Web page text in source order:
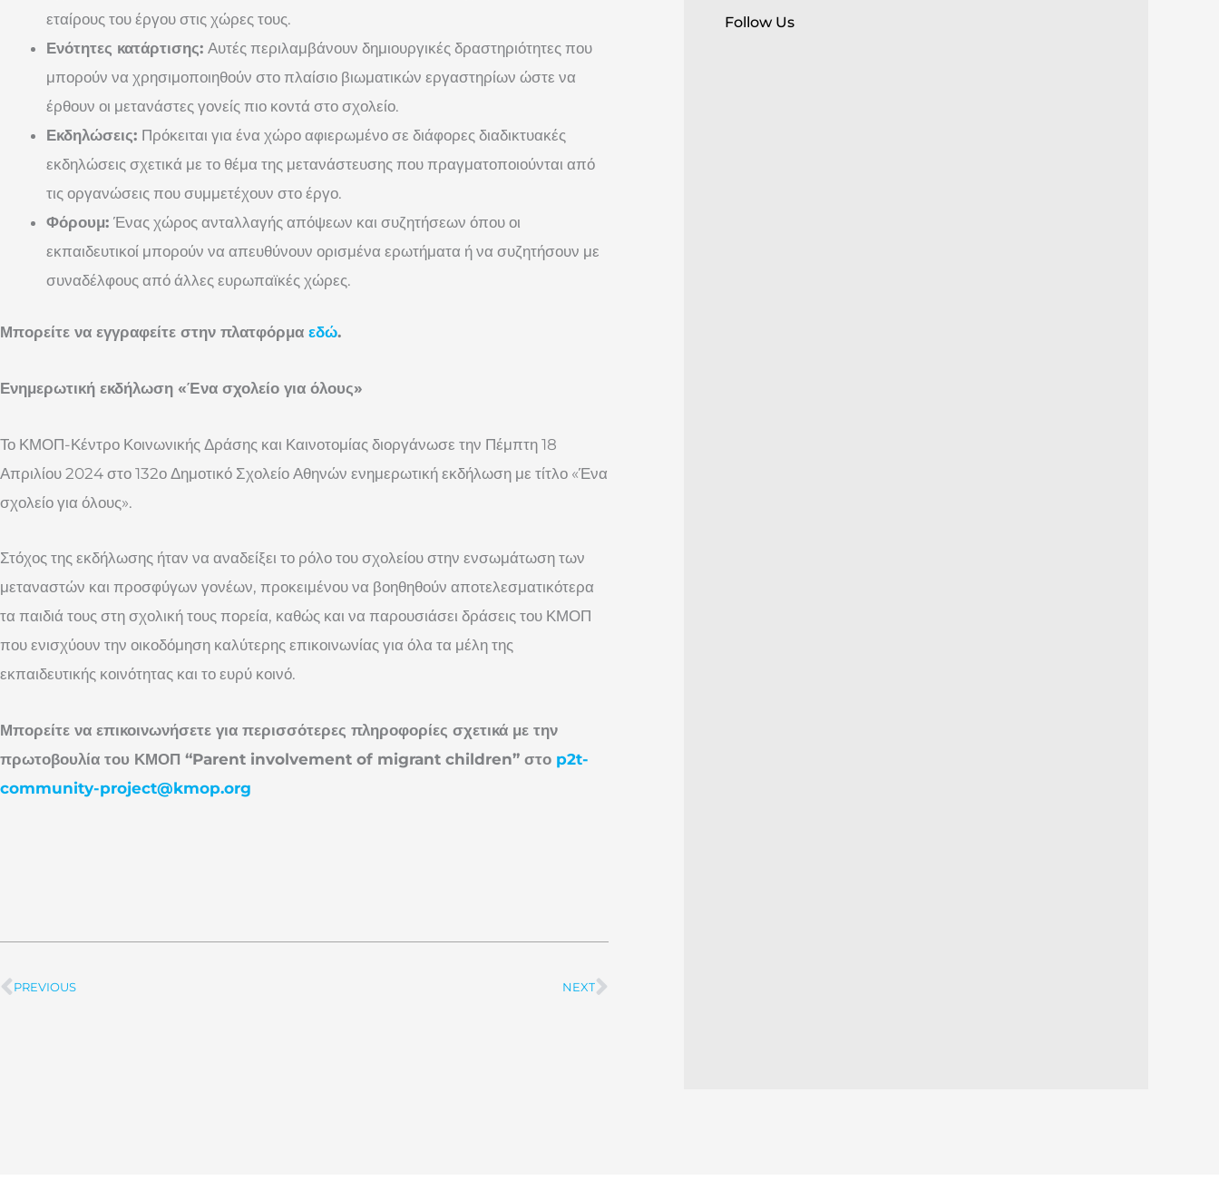
εταίρους του έργου στις χώρες τους.
Ενότητες κατάρτισης: Αυτές περιλαμβάνουν δημιουργικές δραστηριότητες που
μπορούν να χρησιμοποιηθούν στο πλαίσιο βιωματικών εργαστηρίων ώστε να
έρθουν οι μετανάστες γονείς πιο κοντά στο σχολείο.
Εκδηλώσεις: Πρόκειται για ένα χώρο αφιερωμένο σε διάφορες διαδικτυακές
εκδηλώσεις σχετικά με το θέμα της μετανάστευσης που πραγματοποιούνται από
τις οργανώσεις που συμμετέχουν στο έργο.
Φόρουμ: Ένας χώρος ανταλλαγής απόψεων και συζητήσεων όπου οι
εκπαιδευτικοί μπορούν να απευθύνουν ορισμένα ερωτήματα ή να συζητήσουν με
συναδέλφους από άλλες ευρωπαϊκές χώρες.
Μπορείτε να εγγραφείτε στην πλατφόρμα εδώ.
Ενημερωτική εκδήλωση «Ένα σχολείο για όλους»
Το ΚΜΟΠ-Κέντρο Κοινωνικής Δράσης και Καινοτομίας διοργάνωσε την Πέμπτη 18
Απριλίου 2024 στο 132ο Δημοτικό Σχολείο Αθηνών ενημερωτική εκδήλωση με τίτλο «Ένα
σχολείο για όλους».
Στόχος της εκδήλωσης ήταν να αναδείξει το ρόλο του σχολείου στην ενσωμάτωση των
μεταναστών και προσφύγων γονέων, προκειμένου να βοηθηθούν αποτελεσματικότερα
τα παιδιά τους στη σχολική τους πορεία, καθώς και να παρουσιάσει δράσεις του ΚΜΟΠ
που ενισχύουν την οικοδόμηση καλύτερης επικοινωνίας για όλα τα μέλη της
εκπαιδευτικής κοινότητας και το ευρύ κοινό.
Μπορείτε να επικοινωνήσετε για περισσότερες πληροφορίες σχετικά με την
πρωτοβουλία του ΚΜΟΠ “Parent involvement of migrant children” στο p2t-
community-project@kmop.org
Prev
PREVIOUS NEXTNext
Follow Us